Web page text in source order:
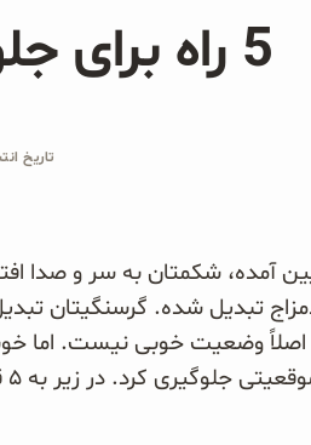
جو دوسر پرک
۲۰۰ گرمی
5 راه برای جلوگیری از اشتهای کاذب
تاریخ
آمده، شکمتان به سر و صدا
تبدیل شده‌. گرسنگیتان
وضعیت خوبی نیست. اما
در زیر به ۵ قانون برای جلوگیری از اشتها و گرسنگی کاذب اشاره می‌کنیم.